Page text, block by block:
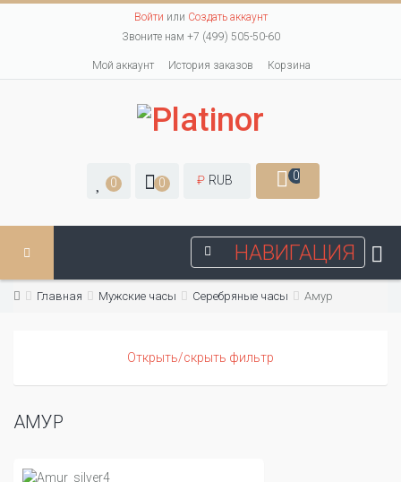
Войти или Создать аккаунт
Звоните нам +7 (499) 505-50-60
Мой аккаунт История заказов Корзина
0 0 ₽ RUB 0
НАВИГАЦИЯ
Главная Мужские часы Серебряные часы Амур
Открыть/скрыть фильтр
АМУР